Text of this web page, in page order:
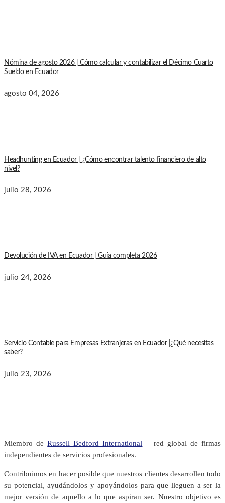
Nómina de agosto 2026 | Cómo calcular y contabilizar el Décimo Cuarto
Sueldo en Ecuador
agosto 04, 2026
Headhunting en Ecuador | ¿Cómo encontrar talento financiero de alto
nivel?
julio 28, 2026
Devolución de IVA en Ecuador | Guía completa 2026
julio 24, 2026
Servicio Contable para Empresas Extranjeras en Ecuador |¿Qué necesitas
saber?
julio 23, 2026
Miembro deRussell Bedford International – red global de firmas
independientes de servicios profesionales.
Contribuimos en hacer posible que nuestros clientes desarrollen todo
su potencial, ayudándolos y apoyándolos para que lleguen a ser la
mejor versión de aquello a lo que aspiran ser. Nuestro objetivo es